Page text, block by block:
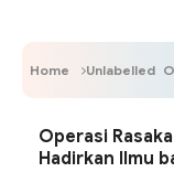
Home Unlabelled
Operasi
Hadirkan Ilmu